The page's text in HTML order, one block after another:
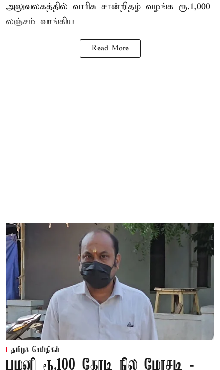
அலுவலகத்தில் வாரிசு சான்றிதழ் வழங்க ரூ.1,000
லஞ்சம் வாங்கிய
Read More
தமிழக செய்திகள்
பழனி ரூ.100 கோடி நில மோசடி -